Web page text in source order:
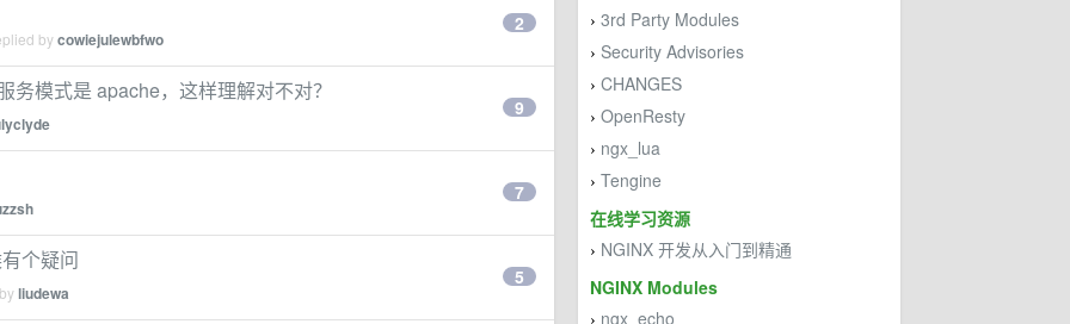
› 3rd Party Modules
› Security Advisories
› CHANGES
› OpenResty
› ngx_lua
› Tengine
在线学习资源
› NGINX 开发从入门到精通
NGINX Modules
› ngx_echo
bycowiejulewbfwo
2
模式是 apache，这样理解对不对？
9
7
个疑问
liudewa
5